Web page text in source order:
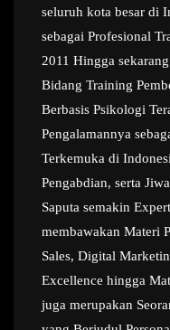
seluruh kota besar di
sebagai Profesional
2011 Hingga
Bidang Training
Berbasis Psikologi
Pengalamannya
Terkemuka di
Pengabdian, serta
Saputa semakin
membawakan Materi
Sales, Digital
Excellence hingga
juga merupakan